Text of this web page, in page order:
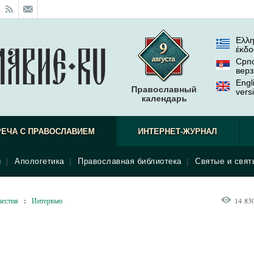
Православный
календарь
С ПРАВОСЛАВИЕМ
Апологетика Православная библиотека Святые и
ИНТЕРНЕТ-ЖУРНАЛ
: Интервью 14